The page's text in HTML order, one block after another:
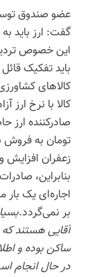
عضو صندوق
گفت: ارز باید
این خصوص
باید تفکیک
کالاهای
تومان به فروش
زعفران افزایش
بنابراین،
اجاره‌ای یک
بر نمی‌گردد.
آقایی هستند
ساکن بوده و
در حال انجام